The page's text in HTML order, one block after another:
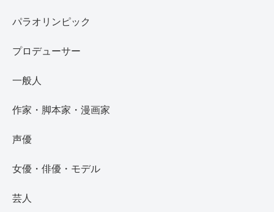
パラオリンピック
プロデューサー
一般人
作家・脚本家・漫画家
声優
女優・俳優・モデル
芸人